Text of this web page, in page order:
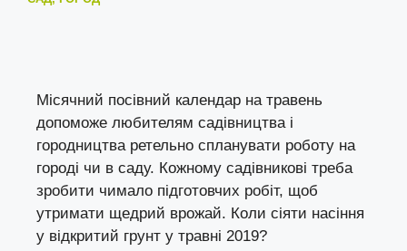
Місячний посівний календар на травень
допоможе любителям садівництва і
городництва ретельно спланувати роботу на
городі чи в саду. Кожному садівникові треба
зробити чимало підготовчих робіт, щоб
утримати щедрий врожай. Коли сіяти насіння
у відкритий грунт у травні 2019?